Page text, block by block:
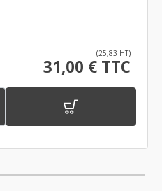
(25,83 HT)
31,00 € TTC